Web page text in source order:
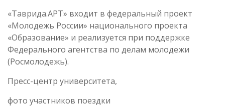
«Таврида.АРТ» входит в федеральный проект
«Молодежь России» национального проекта
«Образование» и реализуется при поддержке
Федерального агентства по делам молодежи
(Росмолодежь).
Пресс-центр университета,
фото участников поездки